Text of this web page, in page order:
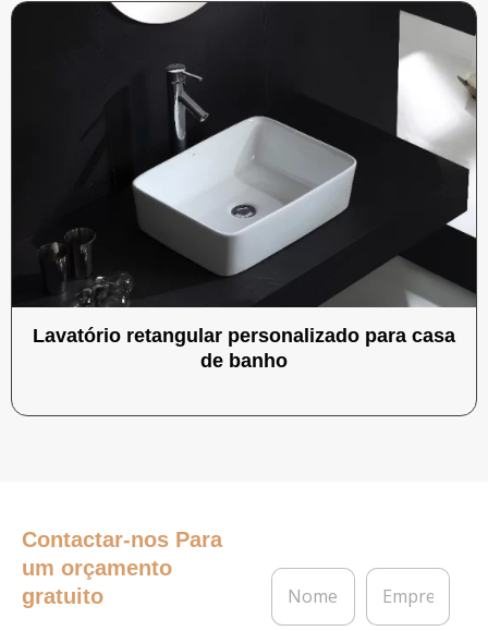
Lavatório retangular personalizado para casa
de banho
Contactar-nos Para
um orçamento
gratuito
N
m
E
p